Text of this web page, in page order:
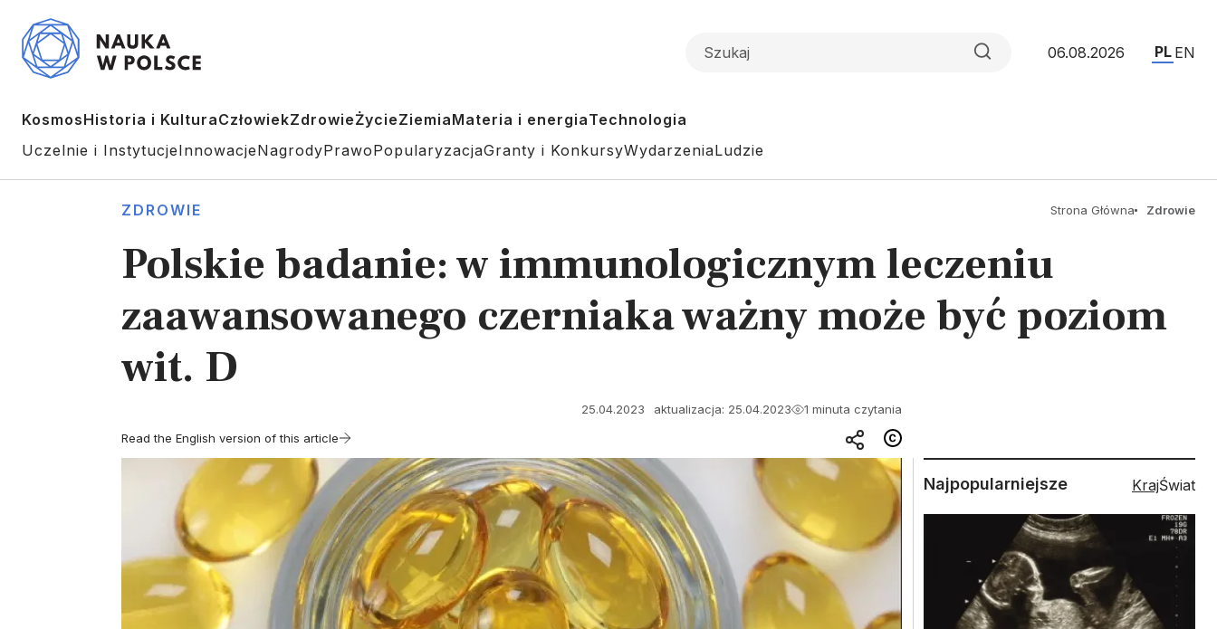
06.08.2026 PL EN
KosmosHistoria i KulturaCzłowiekZdrowieŻycieZiemiaMateria i energiaTechnologia
Uczelnie i InstytucjeInnowacjeNagrodyPrawoPopularyzacjaGranty i KonkursyWydarzeniaLudzie
ZDROWIE Strona Główna Zdrowie
Polskie badanie: w immunologicznym leczeniu
zaawansowanego czerniaka ważny może być poziom
wit. D
25.04.2023 aktualizacja: 25.04.2023
1 minuta czytania
Read the English version of this article
Najpopularniejsze KrajŚwiat